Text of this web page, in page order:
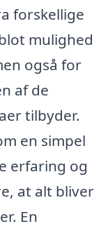
forskellige
mulighed
også for
af de
tilbyder.
en simpel
erfaring og
at alt bliver
En